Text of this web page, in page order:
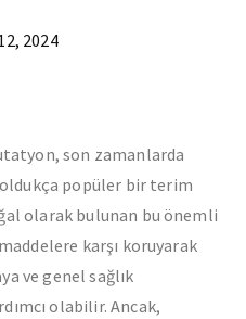
2024
son zamanlarda
popüler bir terim
olarak bulunan bu önemli
karşı koruyarak
ve genel sağlık
olabilir. Ancak,